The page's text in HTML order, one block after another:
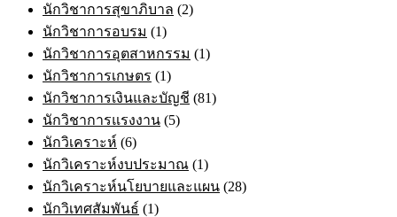
นักวิชาการสุขาภิบาล (2)
นักวิชาการอบรม (1)
นักวิชาการอุตสาหกรรม (1)
นักวิชาการเกษตร (1)
นักวิชาการเงินและบัญชี (81)
นักวิชาการแรงงาน (5)
นักวิเคราะห์ (6)
นักวิเคราะห์งบประมาณ (1)
นักวิเคราะห์นโยบายและแผน (28)
นักวิเทศสัมพันธ์ (1)